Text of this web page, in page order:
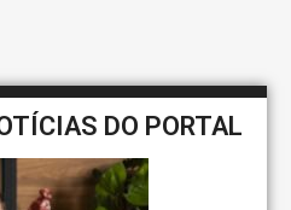
DO PORTAL